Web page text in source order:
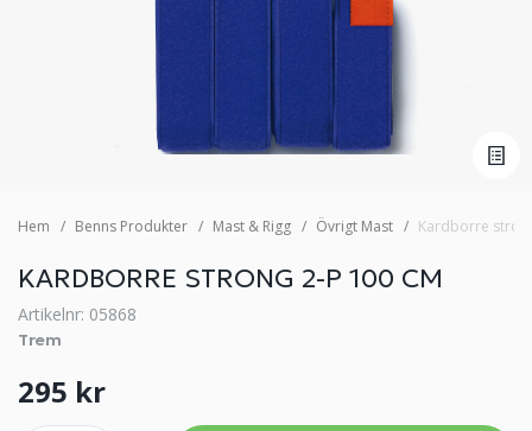
Hem Benns Produkter Mast & Rigg Övrigt Mast Kardborre
KARDBORRE STRONG 2-P 100 CM
Artikelnr: 05868
Trem
295 kr